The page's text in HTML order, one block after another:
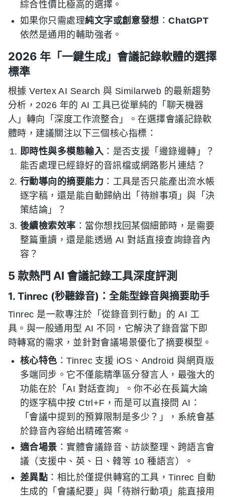
綜合性價比極高的選擇。
如果你只需處理純文字或創意發想 ：ChatGPT
依然是通用的輔助強者。
2026 年「一鍵生成」會議記錄軟體的選擇
標準
根據 Vertex AI Search 與 Similarweb 的最新趨勢
分析，2026 年的 AI 工具已從單純的「聊天機器
人」轉向「深度工作流整合」。在選擇會議記錄軟
體時，建議關注以下三個核心指標：
即時性與多模態輸入 ：是否支援「邊錄邊轉」？
能否處理已經錄好的音訊檔或網路影片連結？
行動導向的摘要能力 ：工具是否只能產出流水帳
逐字稿，還是能自動歸納出「待辦事項」與「決
策結論」？
後續檢索效率 ：當你想找回某個細節時，是需要
整篇重讀，還是能透過 AI 對話直接查詢錄音內
容？
5 款熱門 AI 會議記錄工具深度評測
1. Tinrec (秒聽錄音)：全能型錄音與摘要助手
Tinrec 是一款專注於「從錄音到行動」的 AI 工
具。與一般通用型 AI 不同，它解決了錄音當下即
時轉寫的需求，並針對會議場景優化了摘要模型。
核心特色 ：Tinrec 支援 iOS、Android 與網頁版
多端同步。它不僅能精準區分發言人，最強大的
功能在於「AI 對話查詢」。你不必在長篇大論
的逐字稿中按 Ctrl+F，而是可以直接問 AI：
「會議中提到的預算限制是多少？」，系統會基
於錄音內容給出精確答案。
適合場景 ：實體會議錄音、訪談整理、跨語言會
議（支援中、英、日、韓等 10 種語言）。
差異點 ：相比於僅提供轉寫的工具，Tinrec 自動
生成的「會議紀要」與「待辦行動項」能直接用